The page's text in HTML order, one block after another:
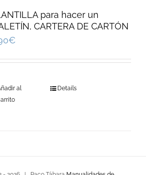
para hacer un
CARTERA DE CARTÓN
€
al
Details